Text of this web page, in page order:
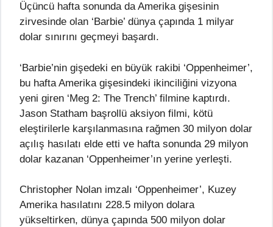
Üçüncü hafta sonunda da Amerika gişesinin
zirvesinde olan ‘Barbie’ dünya çapında 1 milyar
dolar sınırını geçmeyi başardı.
‘Barbie’nin gişedeki en büyük rakibi ‘Oppenheimer’,
bu hafta Amerika gişesindeki ikinciliğini vizyona
yeni giren ‘Meg 2: The Trench’ filmine kaptırdı.
Jason Statham başrollü aksiyon filmi, kötü
eleştirilerle karşılanmasına rağmen 30 milyon dolar
açılış hasılatı elde etti ve hafta sonunda 29 milyon
dolar kazanan ‘Oppenheimer’ın yerine yerleşti.
Christopher Nolan imzalı ‘Oppenheimer’, Kuzey
Amerika hasılatını 228.5 milyon dolara
yükseltirken, dünya çapında 500 milyon dolar